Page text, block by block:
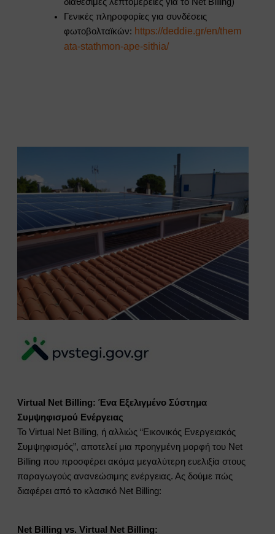
Γενικές πληροφορίες για συνδέσεις
φωτοβολταϊκών: https://deddie.gr/en/them
ata-stathmon-ape-sithia/
Virtual Net Billing: Ένα Εξελιγμένο Σύστημα
Συμψηφισμού Ενέργειας
Το Virtual Net Billing, ή αλλιώς “Εικονικός Ενεργειακός
Συμψηφισμός”, αποτελεί μια προηγμένη μορφή του Net
Billing που προσφέρει ακόμα μεγαλύτερη ευελιξία στους
παραγωγούς ανανεώσιμης ενέργειας. Ας δούμε πώς
διαφέρει από το κλασικό Net Billing:
Net Billing vs. Virtual Net Billing: